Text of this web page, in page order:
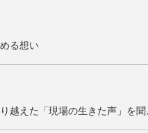
る想い
越えた「現場の生きた声」を聞